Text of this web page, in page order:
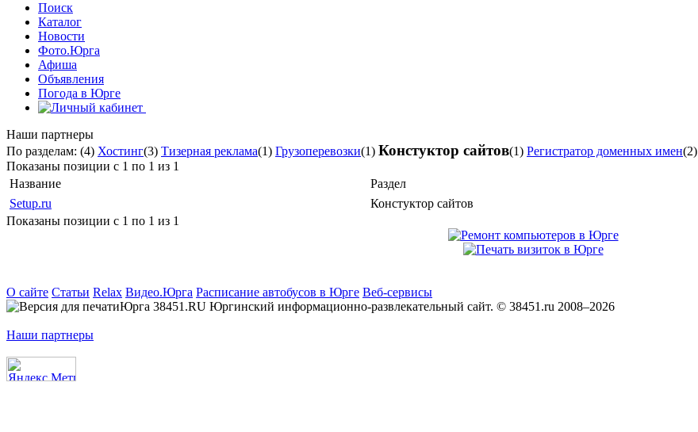
Поиск
Каталог
Новости
Фото.Юрга
Афиша
Объявления
Погода в Юрге
Наши партнеры
По разделам: (4) Хостинг(3) Тизерная реклама(1) Грузоперевозки(1) Констуктор сайтов(1) Регистратор доменных имен(2)
Показаны позиции с 1 по 1 из 1
Название
Раздел
Setup.ru
Констуктор сайтов
Показаны позиции с 1 по 1 из 1
О сайте Статьи Relax Видео.Юрга Расписание автобусов в Юрге Веб-сервисы
Юрга 38451.RU Юргинский информационно-развлекательный сайт. © 38451.ru 2008–2026
Наши партнеры